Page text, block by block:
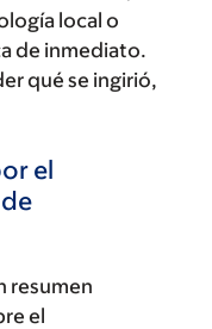
local o
de inmediato.
qué se ingirió,
el
resumen
el